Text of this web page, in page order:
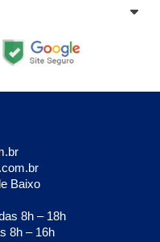
Baixo
8h – 18h
8h – 16h